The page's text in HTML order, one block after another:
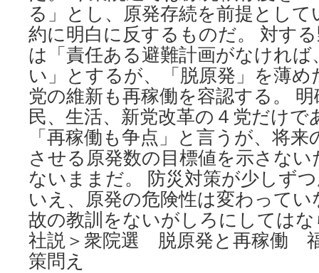
る」とし、原発存続を前提とし
約に明白に反するものだ。 対す
は「責任ある避難計画がなけれ
い」とするが、「脱原発」を薄
党の維新も再稼働を容認する。
民、生活、新党改革の４党だけで
「再稼働も争点」と言うが、将
させる原発数の目標値を示さな
ないままだ。 防災対策が少しず
いえ、原発の危険性は変わって
故の教訓をないがしろにしては
社説＞衆院選 脱原発と再稼働
策問え